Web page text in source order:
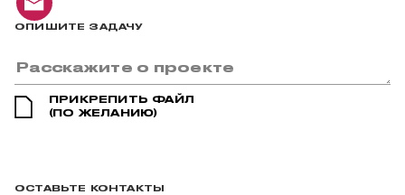
ОПИШИТЕ ЗАДАЧУ
ПРИКРЕПИТЬ ФАЙЛ
(ПО ЖЕЛАНИЮ)
ОСТАВЬТЕ КОНТАКТЫ